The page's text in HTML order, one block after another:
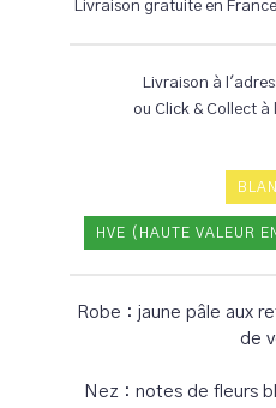
Livraison gratuite en
Livraison à
ou Click & Collect à
HVE (HAUTE VALEUR
Robe : jaune pâle aux
de
Nez : notes de fleurs